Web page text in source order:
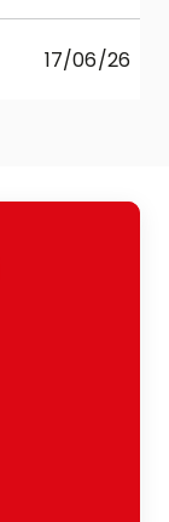
17/06/26